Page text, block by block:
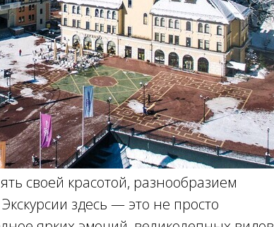
своей красотой, разнообразием
здесь — это не просто